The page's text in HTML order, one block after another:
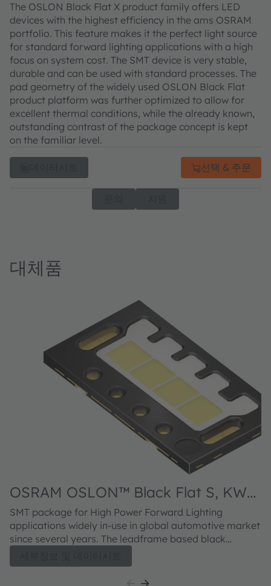
The OSLON Black Flat X product family offers LED
devices with the highest efficiency in the ams OSRAM
portfolio. This feature makes it the perfect light source
for standard forward lighting applications with a high
focus on system cost. The SMT device is very stable,
durable and can be used with standard processes. The
pad geometry of the widely used OSLON Black Flat
product platform was further optimized to allow for
excellent thermal conditions, while the already known,
outstanding contrast of the package concept is kept
on the familiar level.
선택 & 주문
대체품
OSRAM OSLON™ Black Flat S, KW4
HKL533.TK
SMT package for High Power Forward Lighting
applications widely in-use in global automotive market
since several years. The leadframe based black
excellent 2nd board reliability for standard Headlamp
solutions. The OSLON Black Flat S meets both